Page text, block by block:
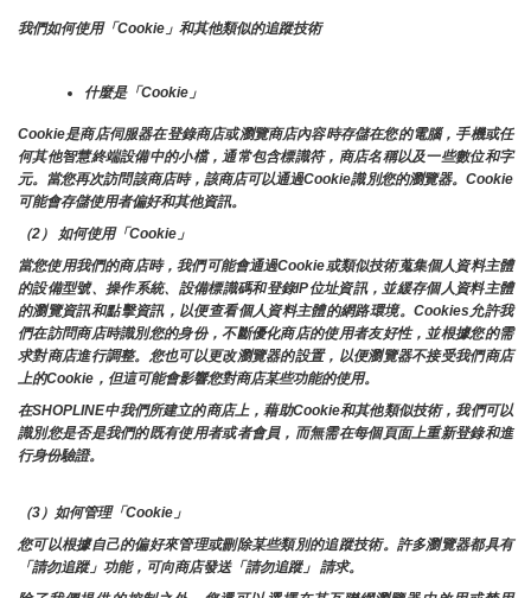
我們如何使用「Cookie」和其他類似的追蹤技術
什麼是「Cookie」
Cookie是商店伺服器在登錄商店或瀏覽商店內容時存儲在您的電腦，手機或任
何其他智慧終端設備中的小檔，通常包含標識符，商店名稱以及一些數位和字
元。當您再次訪問該商店時，該商店可以通過Cookie識別您的瀏覽器。Cookie
可能會存儲使用者偏好和其他資訊。
（2） 如何使用「Cookie」
當您使用我們的商店時，我們可能會通過Cookie或類似技術蒐集個人資料主體
的設備型號、操作系統、設備標識碼和登錄IP位址資訊，並緩存個人資料主體
的瀏覽資訊和點擊資訊，以便查看個人資料主體的網路環境。Cookies允許我
們在訪問商店時識別您的身份，不斷優化商店的使用者友好性，並根據您的需
求對商店進行調整。您也可以更改瀏覽器的設置，以便瀏覽器不接受我們商店
上的Cookie，但這可能會影響您對商店某些功能的使用。
在SHOPLINE中我們所建立的商店上，藉助Cookie和其他類似技術，我們可以
識別您是否是我們的既有使用者或者會員，而無需在每個頁面上重新登錄和進
行身份驗證。
（3）如何管理「Cookie」
您可以根據自己的偏好來管理或刪除某些類別的追蹤技術。許多瀏覽器都具有
「請勿追蹤」功能，可向商店發送「請勿追蹤」 請求。